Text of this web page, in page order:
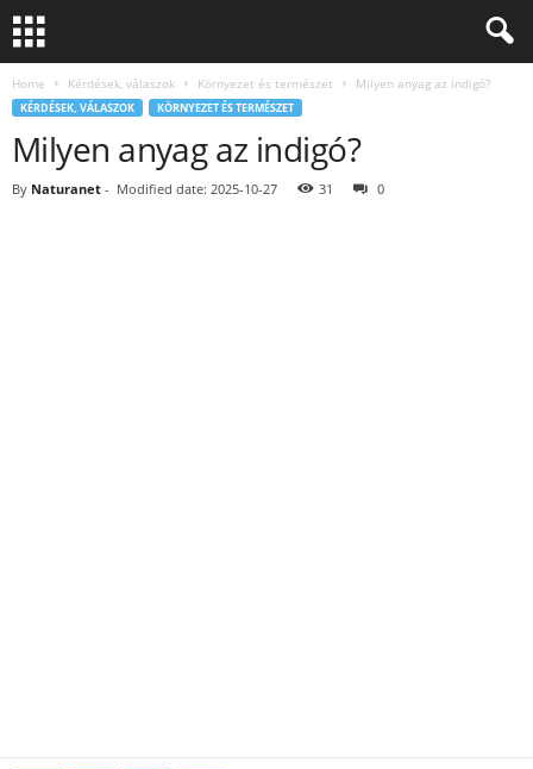
Home Kérdések, válaszok Környezet és természet Milyen anyag az indigó?
KÉRDÉSEK, VÁLASZOK KÖRNYEZET ÉS TERMÉSZET
Milyen anyag az indigó?
By Naturanet - Modified date: 2025-10-27 31 0